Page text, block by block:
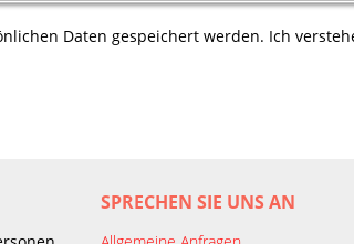
Daten gespeichert werden. Ich
SPRECHEN SIE UNS AN